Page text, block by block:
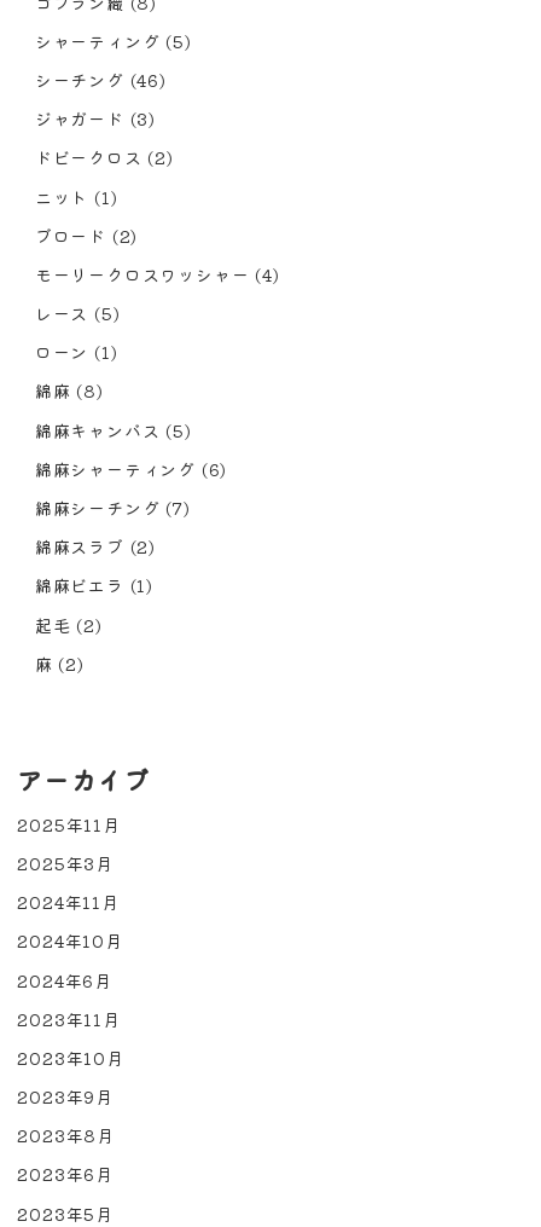
シャーティング (5)
シーチング (46)
ジャガード (3)
ドビークロス (2)
ニット (1)
ブロード (2)
モーリークロスワッシャー (4)
レース (5)
ローン (1)
綿麻 (8)
綿麻キャンバス (5)
綿麻シャーティング (6)
綿麻シーチング (7)
綿麻スラブ (2)
綿麻ビエラ (1)
起毛 (2)
麻 (2)
アーカイブ
2025年11月
2025年3月
2024年11月
2024年10月
2024年6月
2023年11月
2023年10月
2023年9月
2023年8月
2023年6月
2023年5月